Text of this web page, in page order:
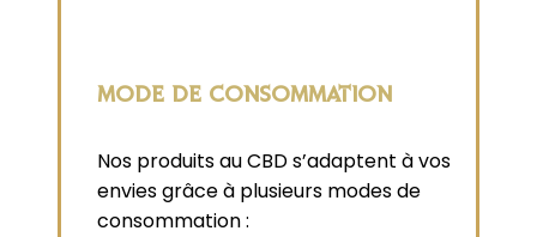
MODE DE CONSOMMATION
Nos produits au CBD s’adaptent à vos
envies grâce à plusieurs modes de
consommation :